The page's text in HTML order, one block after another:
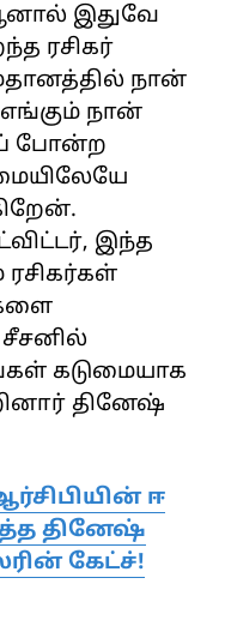
இதுவே
ரசிகர்
நான்
நான்
போன்ற
இந்த
கடுமையாக
தினேஷ்
ஈ
தினேஷ்
கேட்ச்!